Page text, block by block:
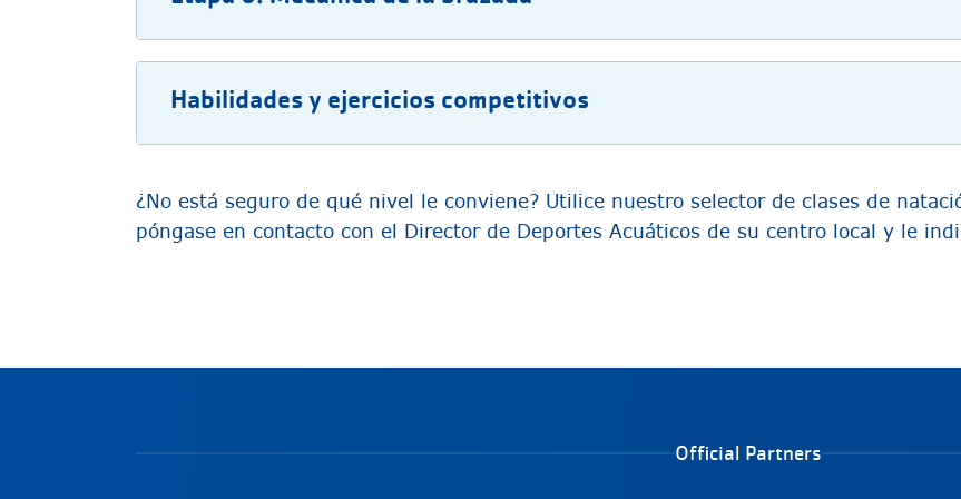
Habilidades y ejercicios competitivos
¿No está seguro de qué nivel le conviene? Utilice nuestro selector de clases de
póngase en contacto con el Director de Deportes Acuáticos de su centro local y le
Official Partners